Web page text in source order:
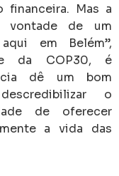
Mas a
vontade de um
em Belém”,
da COP30, é
dê um bom
o
de oferecer
a vida das